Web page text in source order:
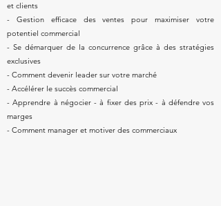
et clients
- Gestion efficace des ventes pour maximiser votre
potentiel commercial
- Se démarquer de la concurrence grâce à des stratégies
exclusives
- Comment devenir leader sur votre marché
- Accélérer le succès commercial
- Apprendre à négocier - à fixer des prix - à défendre vos
marges
- Comment manager et motiver des commerciaux